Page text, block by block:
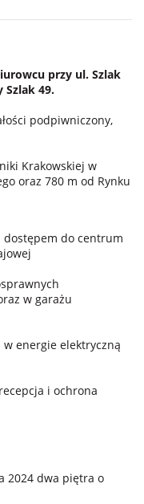
przy ul. Szlak
49.
podpiwniczony,
Krakowskiej w
oraz 780 m od Rynku
dostępem do centrum
w garażu
w energie elektryczną
i ochrona
2024 dwa piętra o